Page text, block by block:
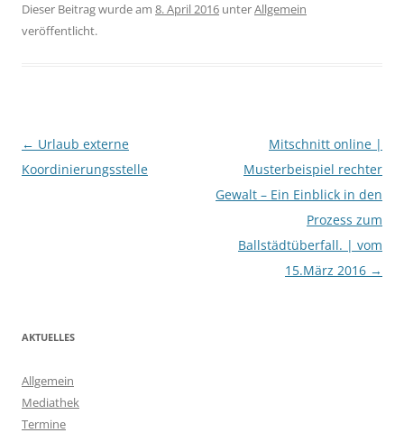
Dieser Beitrag wurde am 8. April 2016 unterAllgemein
veröffentlicht.
Beitragsnavigation
← Urlaub externe
Koordinierungsstelle
Mitschnitt online |
Musterbeispiel rechter
Gewalt – Ein Einblick in den
Prozess zum
Ballstädtüberfall. | vom
15.März 2016 →
AKTUELLES
Allgemein
Mediathek
Termine